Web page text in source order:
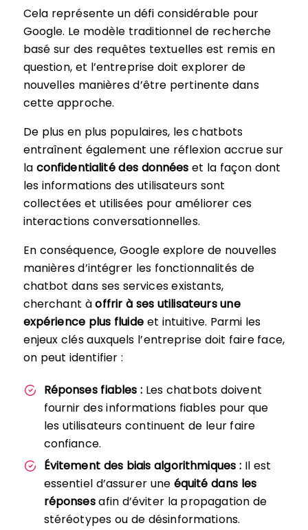
Cela représente un défi considérable pour
Google. Le modèle traditionnel de recherche
basé sur des requêtes textuelles est remis en
question, et l’entreprise doit explorer de
nouvelles manières d’être pertinente dans
cette approche.
De plus en plus populaires, les chatbots
entraînent également une réflexion accrue sur
la confidentialité des données et la façon dont
les informations des utilisateurs sont
collectées et utilisées pour améliorer ces
interactions conversationnelles.
En conséquence, Google explore de nouvelles
manières d’intégrer les fonctionnalités de
chatbot dans ses services existants,
cherchant àoffrir à ses utilisateurs une
expérience plus fluideet intuitive. Parmi les
enjeux clés auxquels l’entreprise doit faire face,
on peut identifier :
Réponses fiables : Les chatbots doivent
fournir des informations fiables pour que
les utilisateurs continuent de leur faire
confiance.
Évitement des biais algorithmiques : Il est
essentiel d’assurer une équité dans les
réponsesafin d’éviter la propagation de
stéréotypes ou de désinformations.